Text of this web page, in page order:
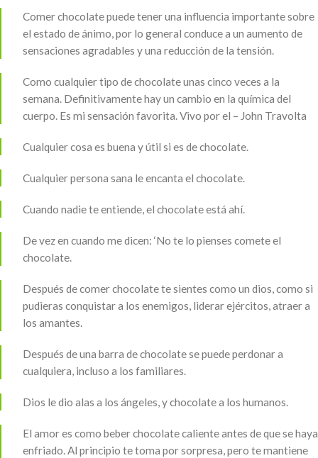
Comer chocolate puede tener una influencia importante sobre
el estado de ánimo, por lo general conduce a un aumento de
sensaciones agradables y una reducción de la tensión.
Como cualquier tipo de chocolate unas cinco veces a la
semana. Definitivamente hay un cambio en la química del
cuerpo. Es mi sensación favorita. Vivo por el – John Travolta
Cualquier cosa es buena y útil si es de chocolate.
Cualquier persona sana le encanta el chocolate.
Cuando nadie te entiende, el chocolate está ahí.
De vez en cuando me dicen: ‘No te lo pienses comete el
chocolate.
Después de comer chocolate te sientes como un dios, como si
pudieras conquistar a los enemigos, liderar ejércitos, atraer a
los amantes.
Después de una barra de chocolate se puede perdonar a
cualquiera, incluso a los familiares.
Dios le dio alas a los ángeles, y chocolate a los humanos.
El amor es como beber chocolate caliente antes de que se haya
enfriado. Al principio te toma por sorpresa, pero te mantiene